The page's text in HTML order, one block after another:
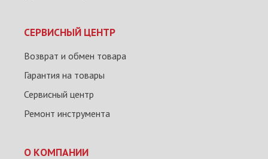
СЕРВИСНЫЙ ЦЕНТР
Возврат и обмен товара
Гарантия на товары
Сервисный центр
Ремонт инструмента
О КОМПАНИИ